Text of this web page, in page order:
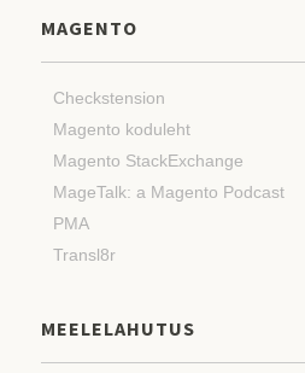
MAGENTO
Checkstension
Magento koduleht
Magento StackExchange
MageTalk: a Magento Podcast
PMA
Transl8r
MEELELAHUTUS